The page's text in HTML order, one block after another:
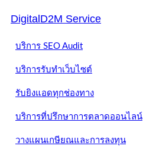
DigitalD2M Service
บริการ SEO Audit
บริการรับทำเว็บไซต์
รับยิงแอดทุกช่องทาง
บริการที่ปรึกษาการตลาดออนไลน์
วางแผนเกษียณและการลงทุน